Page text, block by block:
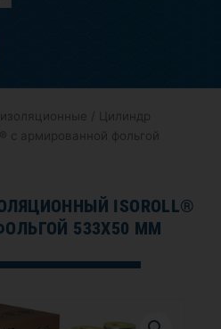
/ Цилиндр
с армированной фольгой
ISOROLL®
533Х50 ММ